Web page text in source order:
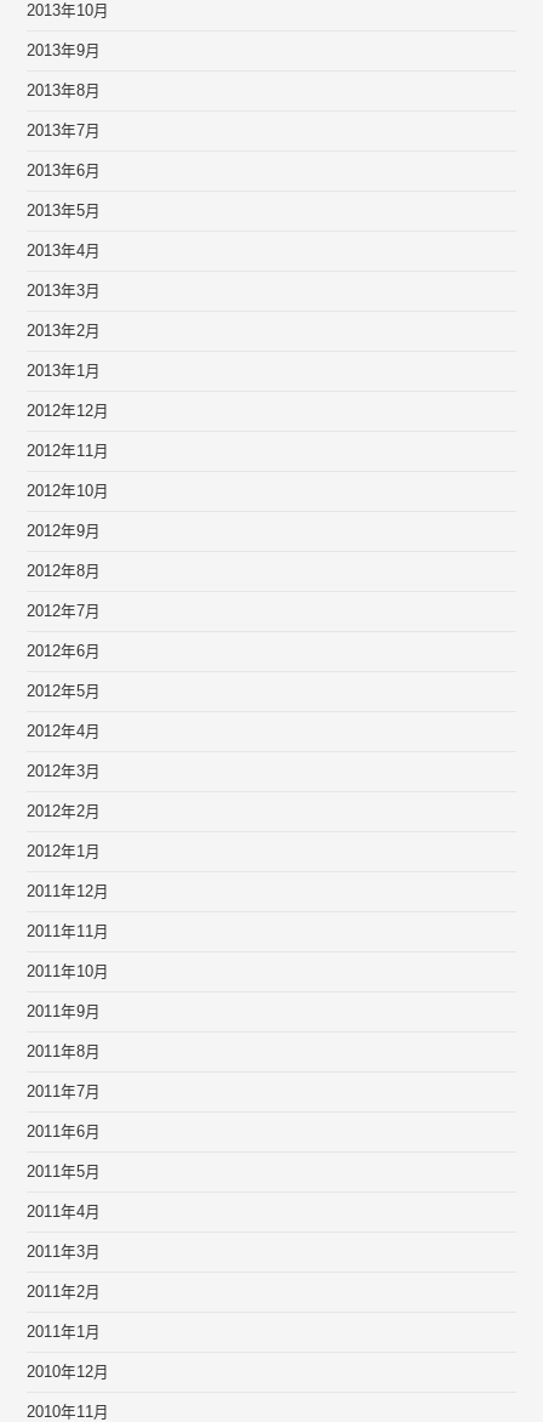
2013年10月
2013年9月
2013年8月
2013年7月
2013年6月
2013年5月
2013年4月
2013年3月
2013年2月
2013年1月
2012年12月
2012年11月
2012年10月
2012年9月
2012年8月
2012年7月
2012年6月
2012年5月
2012年4月
2012年3月
2012年2月
2012年1月
2011年12月
2011年11月
2011年10月
2011年9月
2011年8月
2011年7月
2011年6月
2011年5月
2011年4月
2011年3月
2011年2月
2011年1月
2010年12月
2010年11月